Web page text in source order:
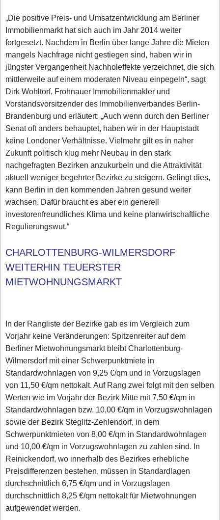
„Die positive Preis- und Umsatzentwicklung am Berliner
Immobilienmarkt hat sich auch im Jahr 2014 weiter
fortgesetzt. Nachdem in Berlin über lange Jahre die Mieten
mangels Nachfrage nicht gestiegen sind, haben wir in
jüngster Vergangenheit Nachholeffekte verzeichnet, die sich
mittlerweile auf einem moderaten Niveau einpegeln“, sagt
Dirk Wohltorf, Frohnauer Immobilienmakler und
Vorstandsvorsitzender des Immobilienverbandes Berlin-
Brandenburg und erläutert: „Auch wenn durch den Berliner
Senat oft anders behauptet, haben wir in der Hauptstadt
keine Londoner Verhältnisse. Vielmehr gilt es in naher
Zukunft politisch klug mehr Neubau in den stark
nachgefragten Bezirken anzukurbeln und die Attraktivität
aktuell weniger begehrter Bezirke zu steigern. Gelingt dies,
kann Berlin in den kommenden Jahren gesund weiter
wachsen. Dafür braucht es aber ein generell
investorenfreundliches Klima und keine planwirtschaftliche
Regulierungswut.“
CHARLOTTENBURG-WILMERSDORF
WEITERHIN TEUERSTER
MIETWOHNUNGSMARKT
In der Rangliste der Bezirke gab es im Vergleich zum
Vorjahr keine Veränderungen: Spitzenreiter auf dem
Berliner Mietwohnungsmarkt bleibt Charlottenburg-
Wilmersdorf mit einer Schwerpunktmiete in
Standardwohnlagen von 9,25 €/qm und in Vorzugslagen
von 11,50 €/qm nettokalt. Auf Rang zwei folgt mit den selben
Werten wie im Vorjahr der Bezirk Mitte mit 7,50 €/qm in
Standardwohnlagen bzw. 10,00 €/qm in Vorzugswohnlagen
sowie der Bezirk Steglitz-Zehlendorf, in dem
Schwerpunktmieten von 8,00 €/qm in Standardwohnlagen
und 10,00 €/qm in Vorzugswohnlagen zu zahlen sind. In
Reinickendorf, wo innerhalb des Bezirkes erhebliche
Preisdifferenzen bestehen, müssen in Standardlagen
durchschnittlich 6,75 €/qm und in Vorzugslagen
durchschnittlich 8,25 €/qm nettokalt für Mietwohnungen
aufgewendet werden.